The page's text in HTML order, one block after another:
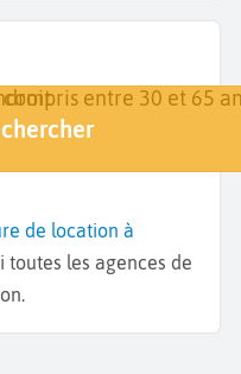
entre 30 et 65
de location à
toutes les agences de